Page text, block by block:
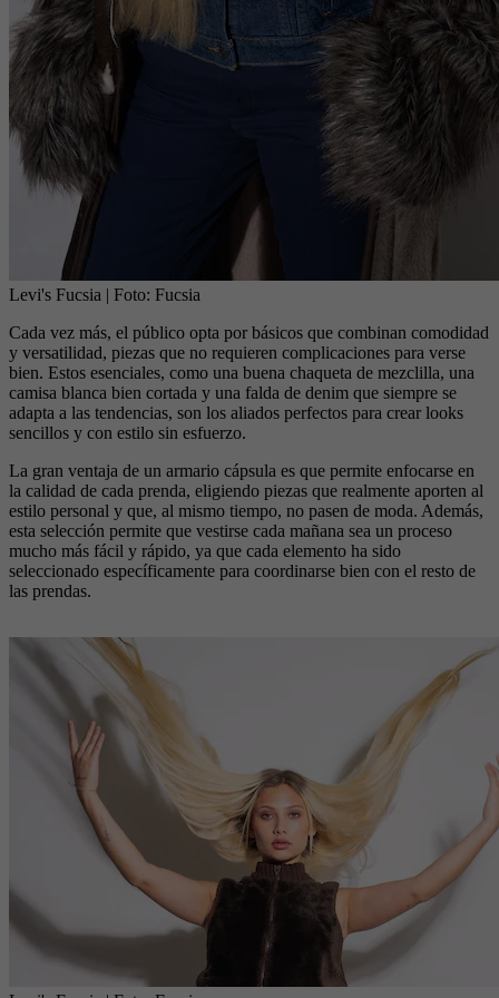
Levi's Fucsia | Foto: Fucsia
Cada vez más, el público opta por básicos que combinan comodidad
y versatilidad, piezas que no requieren complicaciones para verse
bien. Estos esenciales, como una buena chaqueta de mezclilla, una
camisa blanca bien cortada y una falda de denim que siempre se
adapta a las tendencias, son los aliados perfectos para crear looks
sencillos y con estilo sin esfuerzo.
La gran ventaja de un armario cápsula es que permite enfocarse en
la calidad de cada prenda, eligiendo piezas que realmente aporten al
estilo personal y que, al mismo tiempo, no pasen de moda. Además,
esta selección permite que vestirse cada mañana sea un proceso
mucho más fácil y rápido, ya que cada elemento ha sido
seleccionado específicamente para coordinarse bien con el resto de
las prendas.